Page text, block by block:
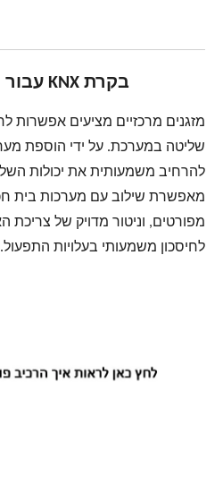
בקרת KNX עבור מזגן מרכזי
מזגנים מרכזיים מציעים אפשרות
שליטה במערכת. על ידי הוספת
להרחיב משמעותית את יכולות
מאפשרת שילוב עם מערכות בית
מפורטים, וניטור מדויק של צריכת
לחיסכון משמעותי בעלויות התפעול.